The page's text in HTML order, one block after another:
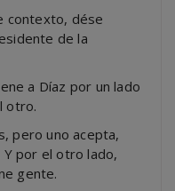
contexto, dése
de la
a Díaz por un lado
otro.
pero uno acepta,
Y por el otro lado,
gente.